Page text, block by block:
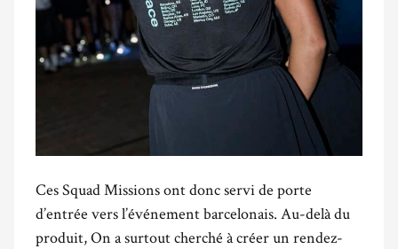
Ces Squad Missions ont donc servi de porte
d’entrée vers l’événement barcelonais. Au-delà du
produit, On a surtout cherché à créer un rendez-